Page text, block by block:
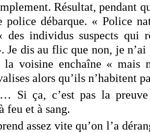
Résultat, pendant
police débarque. « Police
des individus suspects qui
Je dis au flic que non, je
la voisine enchaîne «
alors qu’ils n’habitent
Si ça, c’est pas la preuve
feu et à sang.
assez vite qu’on l’a